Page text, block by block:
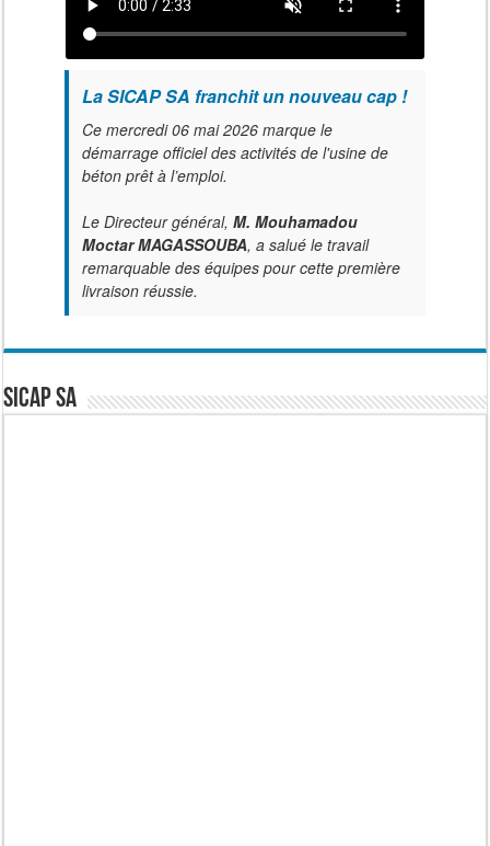
La SICAP SA franchit un nouveau cap !
Ce mercredi 06 mai 2026 marque le
démarrage officiel des activités de l'usine de
béton prêt à l’emploi.
Le Directeur général, M. Mouhamadou
Moctar MAGASSOUBA, a salué le travail
remarquable des équipes pour cette première
livraison réussie.
SICAP SA